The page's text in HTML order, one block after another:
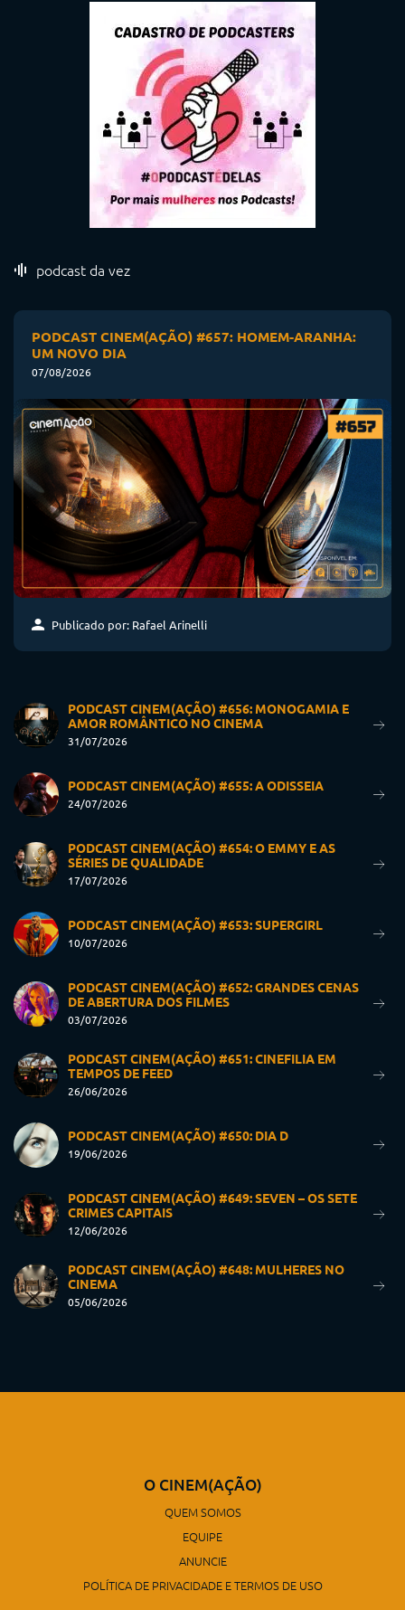
podcast da vez
PODCAST CINEM(AÇÃO) #657: HOMEM-ARANHA:
UM NOVO DIA
07/08/2026
Publicado por: Rafael Arinelli
PODCAST CINEM(AÇÃO) #656: MONOGAMIA E
AMOR ROMÂNTICO NO CINEMA
31/07/2026
PODCAST CINEM(AÇÃO) #655: A ODISSEIA
24/07/2026
PODCAST CINEM(AÇÃO) #654: O EMMY E AS
SÉRIES DE QUALIDADE
17/07/2026
PODCAST CINEM(AÇÃO) #653: SUPERGIRL
10/07/2026
PODCAST CINEM(AÇÃO) #652: GRANDES CENAS
DE ABERTURA DOS FILMES
03/07/2026
PODCAST CINEM(AÇÃO) #651: CINEFILIA EM
TEMPOS DE FEED
26/06/2026
PODCAST CINEM(AÇÃO) #650: DIA D
19/06/2026
PODCAST CINEM(AÇÃO) #649: SEVEN – OS SETE
CRIMES CAPITAIS
12/06/2026
PODCAST CINEM(AÇÃO) #648: MULHERES NO
CINEMA
05/06/2026
O CINEM(AÇÃO)
QUEM SOMOS
EQUIPE
ANUNCIE
POLÍTICA DE PRIVACIDADE E TERMOS DE USO